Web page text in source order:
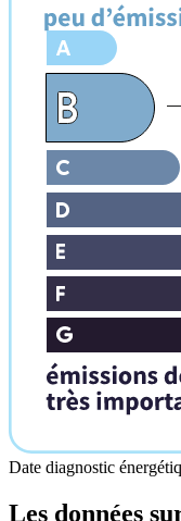
Date diagnostic
Les données